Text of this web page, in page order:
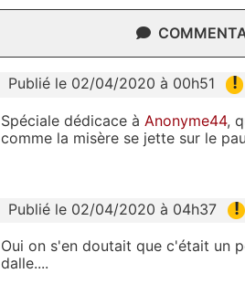
Publié le 02/04/2020 à 00h51 !
Spéciale dédicace à Anonyme44,
comme la misère se jette sur le
Publié le 02/04/2020 à 04h37 !
Oui on s'en doutait que c'était un
dalle....